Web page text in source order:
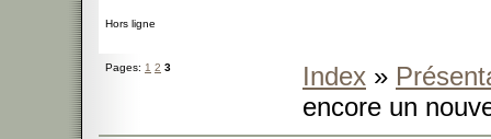
Hors ligne
Pages: 1 2 3 Index »
encore un